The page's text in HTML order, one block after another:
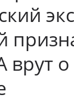
врут